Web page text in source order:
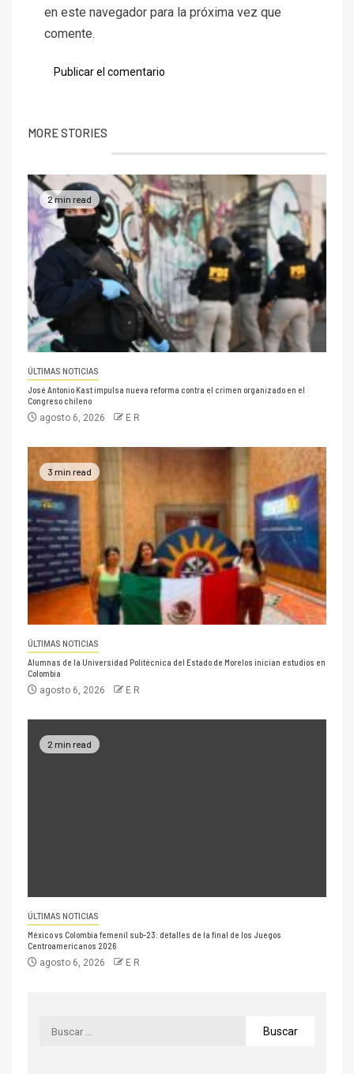
en este navegador para la próxima vez que
comente.
MORE STORIES
2 min read
ÚLTIMAS NOTICIAS
José Antonio Kast impulsa nueva reforma contra el crimen organizado en el
Congreso chileno
agosto 6, 2026 E R
3 min read
ÚLTIMAS NOTICIAS
Alumnas de la Universidad Politécnica del Estado de Morelos inician estudios en
Colombia
agosto 6, 2026 E R
2 min read
ÚLTIMAS NOTICIAS
México vs Colombia femenil sub-23: detalles de la final de los Juegos
Centroamericanos 2026
agosto 6, 2026 E R